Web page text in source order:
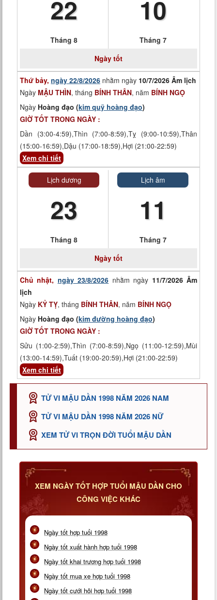
22
Tháng 8
10
Tháng 7
Ngày tốt
Thứ bảy, ngày 22/8/2026 nhằm ngày 10/7/2026 Âm lịch
Ngày MẬU THÌN, tháng BÍNH THÂN, năm BÍNH NGỌ
Ngày Hoàng đạo (kim quỹ hoàng đạo)
GIỜ TỐT TRONG NGÀY :
Dần (3:00-4:59),Thìn (7:00-8:59),Tỵ (9:00-10:59),Thân
(15:00-16:59),Dậu (17:00-18:59),Hợi (21:00-22:59)
Xem chi tiết
Lịch dương
23
Tháng 8
Lịch âm
11
Tháng 7
Ngày tốt
Chủ nhật, ngày 23/8/2026 nhằm ngày 11/7/2026 Âm
lịch
Ngày KỶ TỴ, tháng BÍNH THÂN, năm BÍNH NGỌ
Ngày Hoàng đạo (kim đường hoàng đạo)
GIỜ TỐT TRONG NGÀY :
Sửu (1:00-2:59),Thìn (7:00-8:59),Ngọ (11:00-12:59),Mùi
(13:00-14:59),Tuất (19:00-20:59),Hợi (21:00-22:59)
Xem chi tiết
TỬ VI MẬU DẦN 1998 NĂM 2026 NAM
TỬ VI MẬU DẦN 1998 NĂM 2026 NỮ
XEM TỬ VI TRỌN ĐỜI TUỔI MẬU DẦN
XEM NGÀY TỐT HỢP TUỔI MẬU DẦN CHO
CÔNG VIỆC KHÁC
Ngày tốt hợp tuổi 1998
Ngày tốt xuất hành hợp tuổi 1998
Ngày tốt khai trương hợp tuổi 1998
Ngày tốt mua xe hợp tuổi 1998
Ngày tốt cưới hỏi hợp tuổi 1998